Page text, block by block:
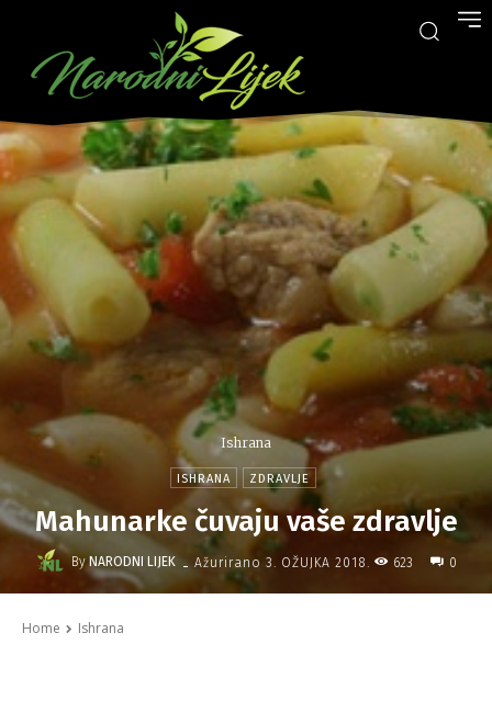
Ishrana
ISHRANA ZDRAVLJE
Mahunarke čuvaju vaše zdravlje
By NARODNI LIJEK - Ažurirano 3. OŽUJKA 2018. 623 0
Home Ishrana